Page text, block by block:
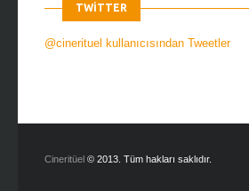
TWITTER
@cinerituel kullanıcısından Tweetler
Cineritüel © 2013. Tüm hakları saklıdır.